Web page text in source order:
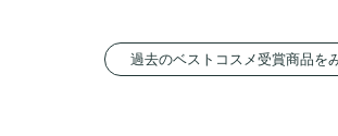
過去のベストコスメ受賞商品を